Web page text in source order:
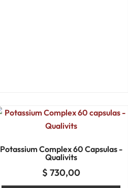
Potassium Complex 60 Capsulas -
Qualivits
$ 730,00